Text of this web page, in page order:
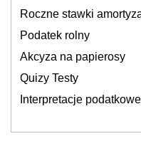
Roczne stawki
Podatek rolny
Akcyza na papierosy
Quizy Testy
Interpretacje podatkowe